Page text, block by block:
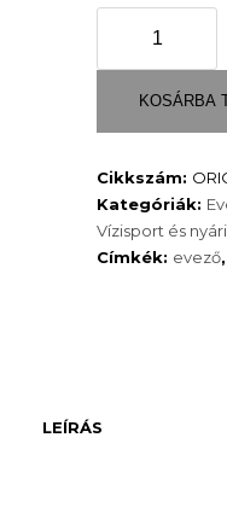
részes
LeverLock®
mennyiség
KOSÁRBA
Cikkszám:
Kategóriák:
Vízisport és
Címkék: evező,
LEÍRÁS